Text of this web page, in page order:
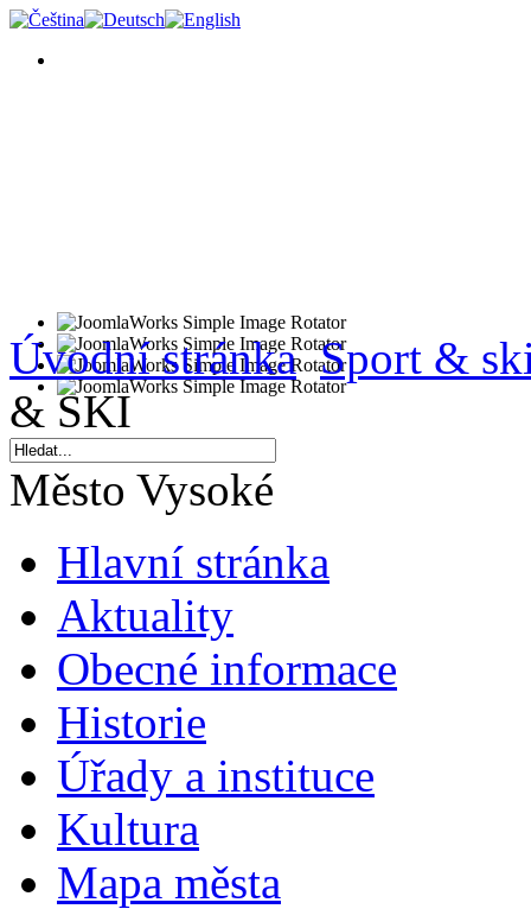
Úvodní stránka Sport &
& SKI
Město Vysoké
Hlavní stránka
Aktuality
Obecné informace
Historie
Úřady a instituce
Kultura
Mapa města